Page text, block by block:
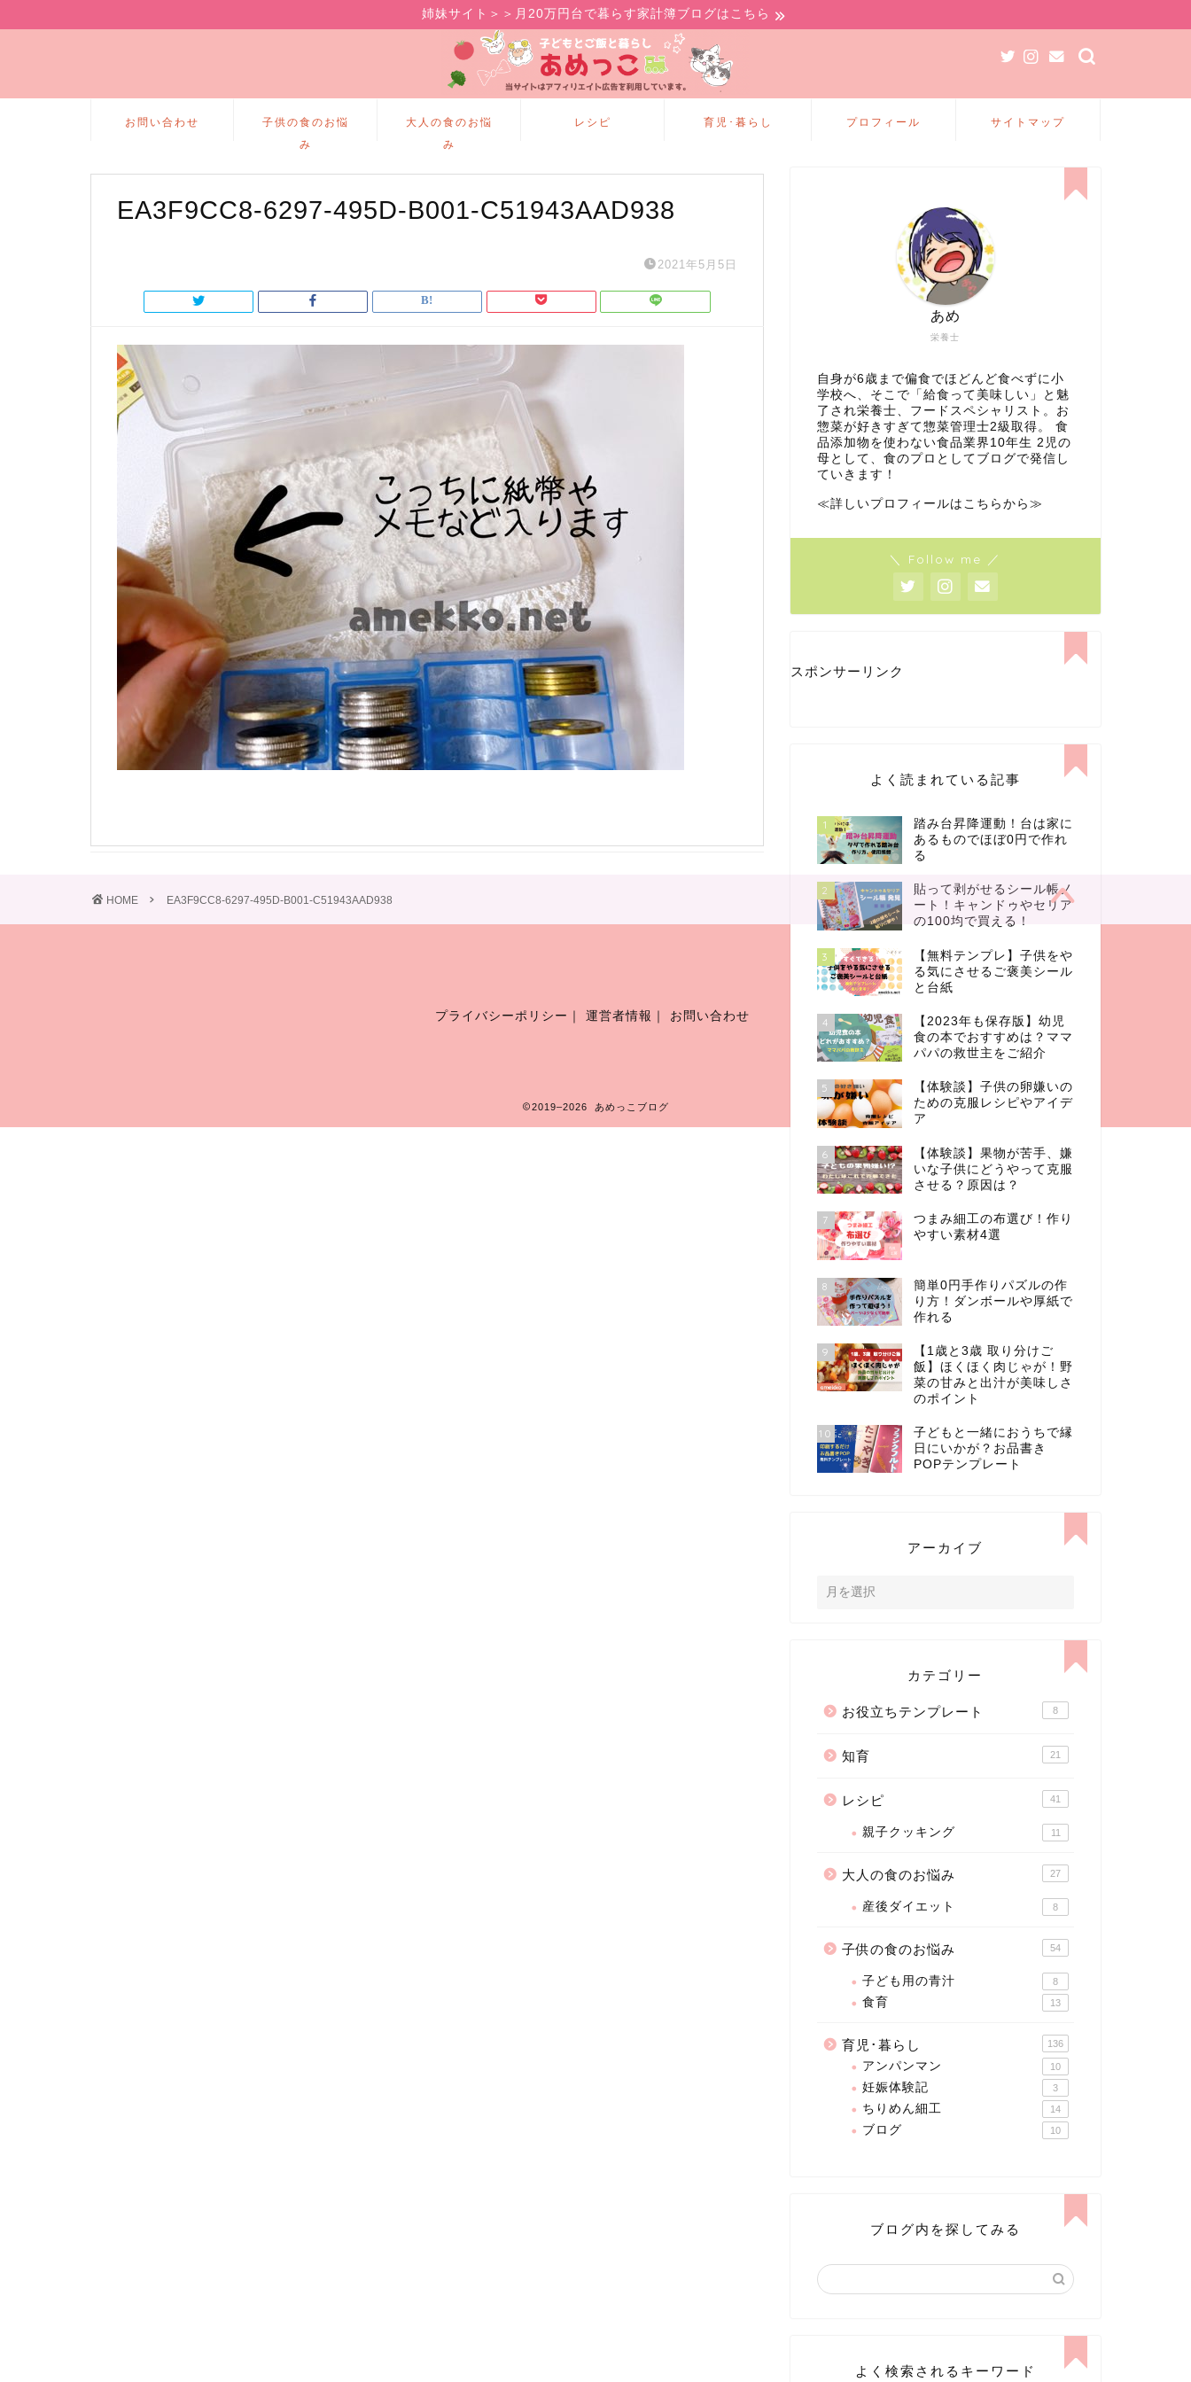
姉妹サイト＞＞月20万円台で暮らす家計簿ブログはこちら
お問い合わせ
子供の食のお悩
み
大人の食のお悩
み
レシピ 育児･暮らし プロフィール サイトマップ
EA3F9CC8-6297-495D-B001-C51943AAD938
2021年5月5日
栄養士
あめ
自身が6歳まで偏食でほどんど食べずに小
学校へ、そこで「給食って美味しい」と魅
了され栄養士、フードスペシャリスト。お
惣菜が好きすぎて惣菜管理士2級取得。 食
品添加物を使わない食品業界10年生 2児の
母として、食のプロとしてブログで発信し
ていきます！
≪詳しいプロフィールはこちらから≫
＼ Follow me ／
スポンサーリンク
よく読まれている記事
1
踏み台昇降運動！台は家に
あるものでほぼ0円で作れ
る
2
貼って剥がせるシール帳ノ
ート！キャンドゥやセリア
の100均で買える！
3
【無料テンプレ】子供をや
る気にさせるご褒美シール
と台紙
4
【2023年も保存版】幼児
食の本でおすすめは？ママ
パパの救世主をご紹介
5
【体験談】子供の卵嫌いの
ための克服レシピやアイデ
ア
6
【体験談】果物が苦手、嫌
いな子供にどうやって克服
させる？原因は？
7
つまみ細工の布選び！作り
やすい素材4選
8
簡単0円手作りパズルの作
り方！ダンボールや厚紙で
作れる
9
【1歳と3歳 取り分けご
飯】ほくほく肉じゃが！野
菜の甘みと出汁が美味しさ
のポイント
10
子どもと一緒におうちで縁
日にいかが？お品書き
POPテンプレート
アーカイブ
カテゴリー
お役立ちテンプレート 8
知育 21
レシピ 41
親子クッキング 11
大人の食のお悩み 27
産後ダイエット 8
子供の食のお悩み 54
子ども用の青汁 8
食育 13
育児･暮らし 136
アンパンマン 10
妊娠体験記 3
ちりめん細工 14
ブログ 10
ブログ内を探してみる
よく検索されるキーワード
HOME EA3F9CC8-6297-495D-B001-C51943AAD938
プライバシーポリシー ｜ 運営者情報 ｜ お問い合わせ
2019–2026 あめっこブログ